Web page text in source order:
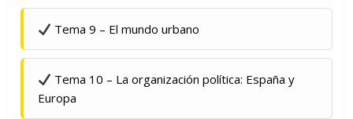
Tema 9 – El mundo urbano
Tema 10 – La organización política: España y
Europa